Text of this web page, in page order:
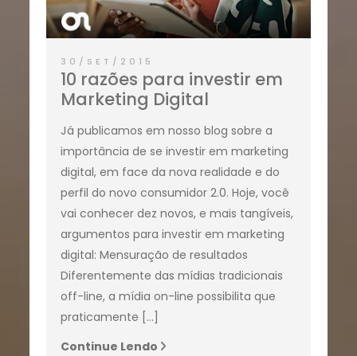
30/SET/2015
10 razões para investir em
Marketing Digital
Já publicamos em nosso blog sobre a
importância de se investir em marketing
digital, em face da nova realidade e do
perfil do novo consumidor 2.0. Hoje, você
vai conhecer dez novos, e mais tangíveis,
argumentos para investir em marketing
digital: Mensuração de resultados
Diferentemente das mídias tradicionais
off-line, a mídia on-line possibilita que
praticamente […]
Continue Lendo